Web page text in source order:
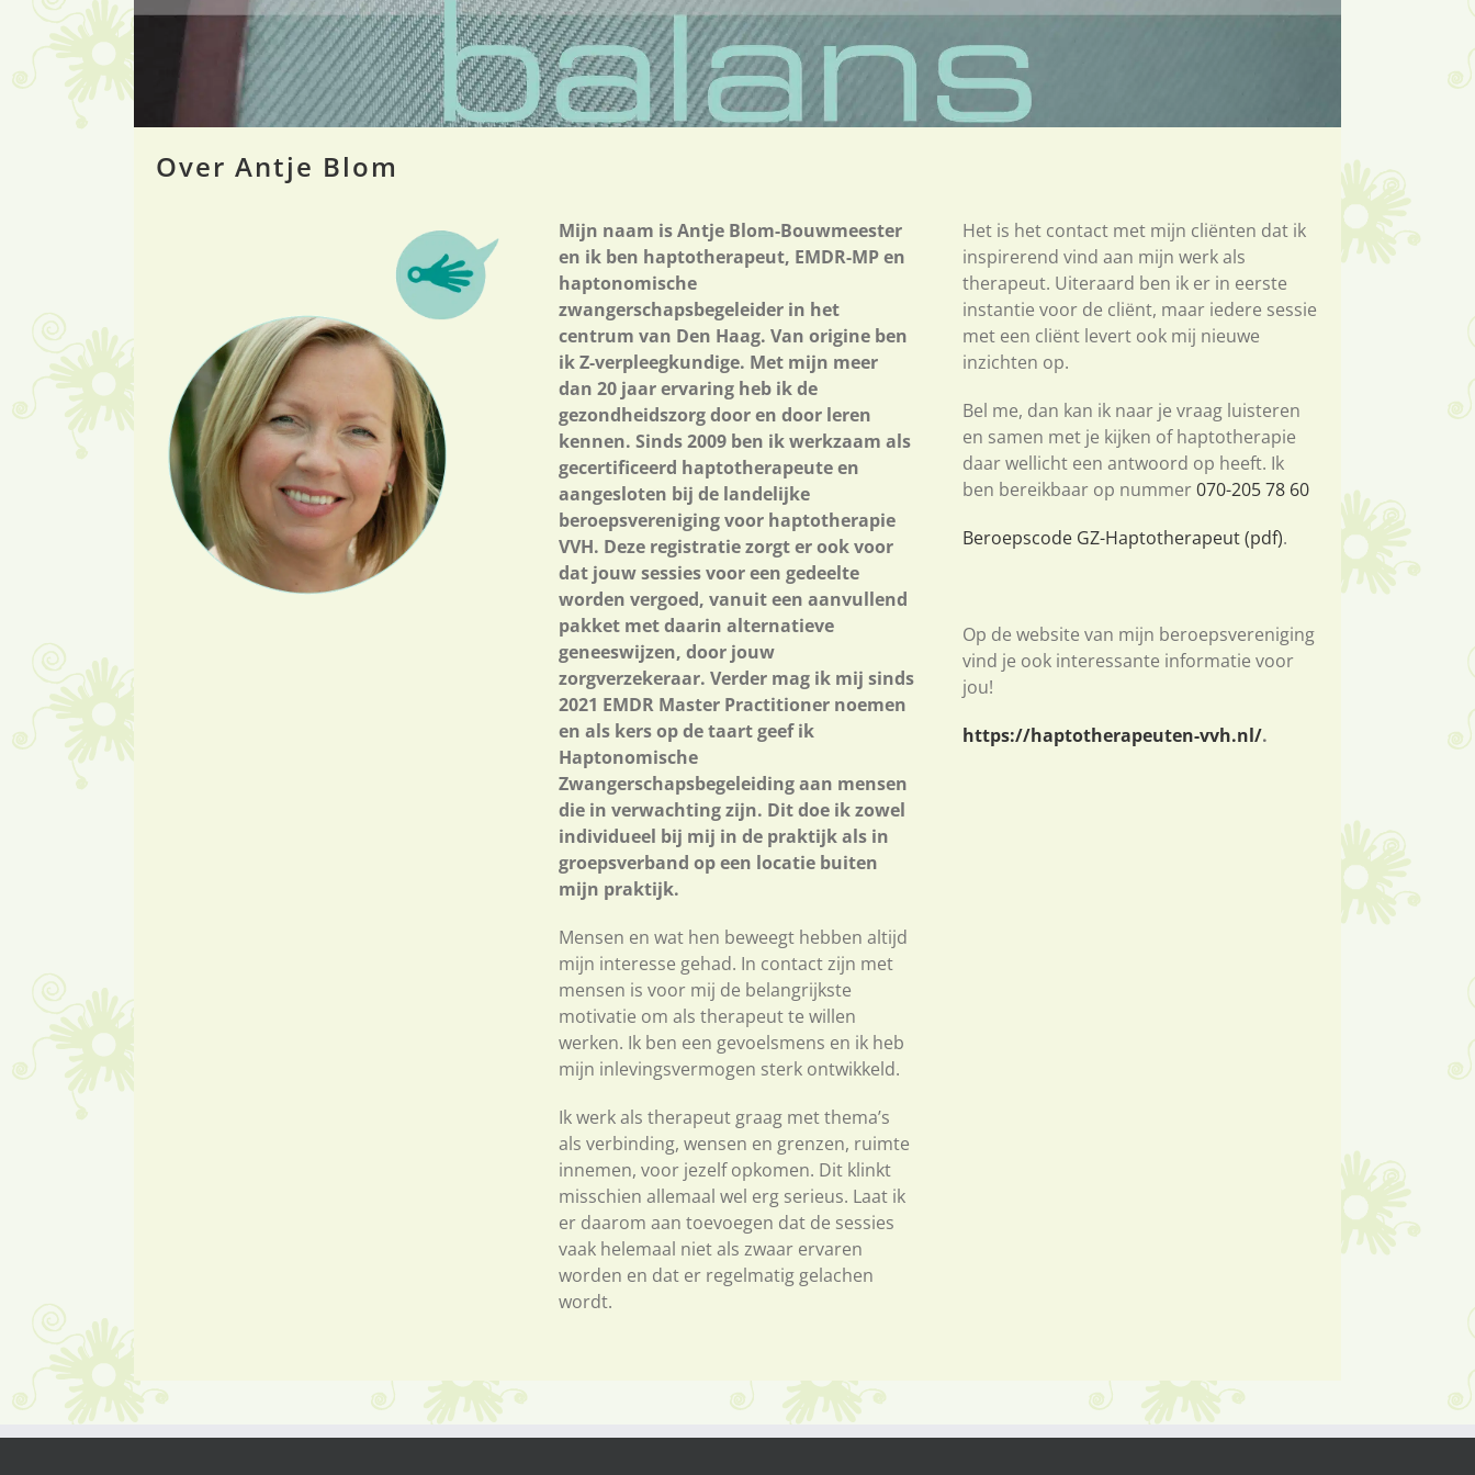
Over Antje Blom
Mijn naam is Antje Blom-Bouwmeester
en ik ben haptotherapeut, EMDR-MP en
haptonomische
zwangerschapsbegeleider in het
centrum van Den Haag. Van origine ben
ik Z-verpleegkundige. Met mijn meer
dan 20 jaar ervaring heb ik de
gezondheidszorg door en door leren
kennen. Sinds 2009 ben ik werkzaam als
gecertificeerd haptotherapeute en
aangesloten bij de landelijke
beroepsvereniging voor haptotherapie
VVH. Deze registratie zorgt er ook voor
dat jouw sessies voor een gedeelte
worden vergoed, vanuit een aanvullend
pakket met daarin alternatieve
geneeswijzen, door jouw
zorgverzekeraar. Verder mag ik mij sinds
2021 EMDR Master Practitioner noemen
en als kers op de taart geef ik
Haptonomische
Zwangerschapsbegeleiding aan mensen
die in verwachting zijn. Dit doe ik zowel
individueel bij mij in de praktijk als in
groepsverband op een locatie buiten
mijn praktijk.
Mensen en wat hen beweegt hebben altijd
mijn interesse gehad. In contact zijn met
mensen is voor mij de belangrijkste
motivatie om als therapeut te willen
werken. Ik ben een gevoelsmens en ik heb
mijn inlevingsvermogen sterk ontwikkeld.
Ik werk als therapeut graag met thema’s
als verbinding, wensen en grenzen, ruimte
innemen, voor jezelf opkomen. Dit klinkt
misschien allemaal wel erg serieus. Laat ik
er daarom aan toevoegen dat de sessies
vaak helemaal niet als zwaar ervaren
worden en dat er regelmatig gelachen
wordt.
Het is het contact met mijn cliënten dat ik
inspirerend vind aan mijn werk als
therapeut. Uiteraard ben ik er in eerste
instantie voor de cliënt, maar iedere sessie
met een cliënt levert ook mij nieuwe
inzichten op.
Bel me, dan kan ik naar je vraag luisteren
en samen met je kijken of haptotherapie
daar wellicht een antwoord op heeft. Ik
ben bereikbaar op nummer070-205 78 60
Beroepscode GZ-Haptotherapeut (pdf).
Op de website van mijn beroepsvereniging
vind je ook interessante informatie voor
jou!
https://haptotherapeuten-vvh.nl/.